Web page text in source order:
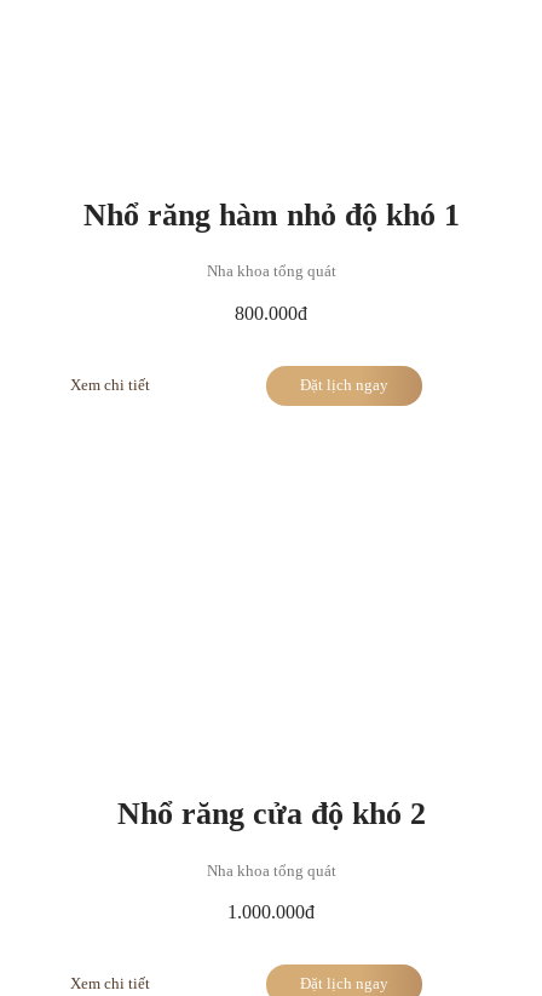
Nhổ răng hàm nhỏ độ khó 1
Nha khoa tổng quát
800.000đ
Xem chi tiết Đặt lịch ngay
Nhổ răng cửa độ khó 2
Nha khoa tổng quát
1.000.000đ
Xem chi tiết Đặt lịch ngay